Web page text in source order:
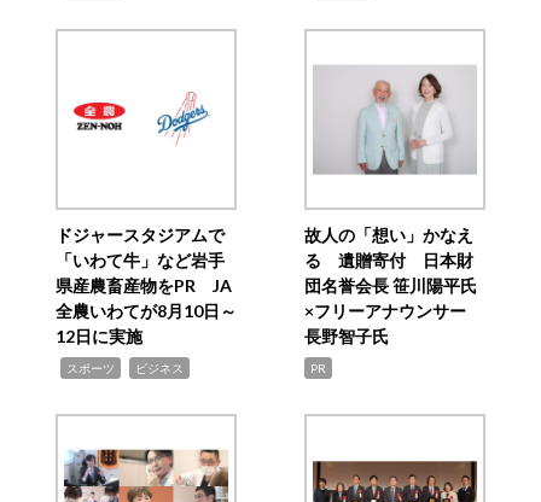
ドジャースタジアムで
「いわて牛」など岩手
県産農畜産物をPR JA
全農いわてが8月10日～
12日に実施
スポーツ ビジネス
故人の「想い」かなえ
る 遺贈寄付 日本財
団名誉会長 笹川陽平氏
×フリーアナウンサー
長野智子氏
PR